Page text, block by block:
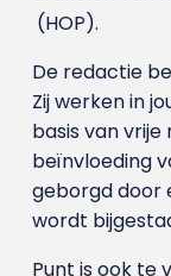
(HOP).
De redactie
Zij werken in
basis van vrije
beïnvloeding
geborgd door
wordt
Punt is ook te